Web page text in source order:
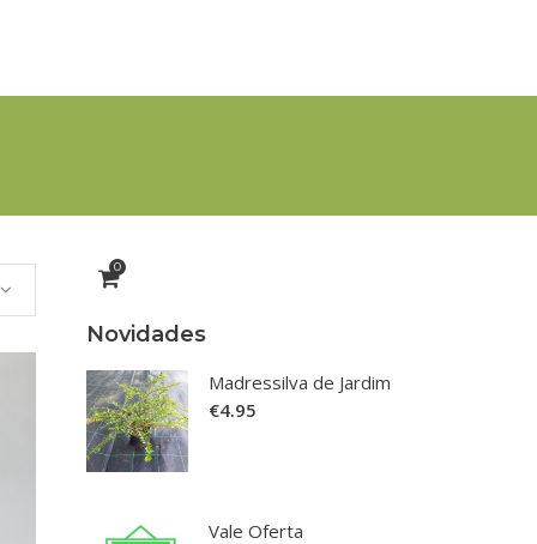
0
Novidades
Madressilva de Jardim
€4.95
Vale Oferta